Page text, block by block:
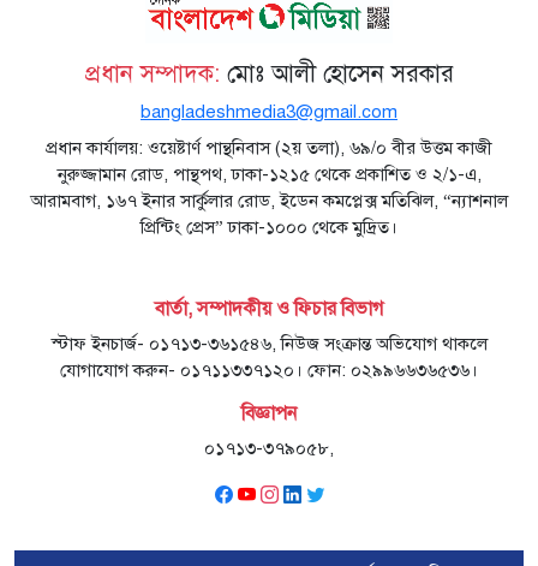
প্রধান সম্পাদক: মোঃ আলী হোসেন সরকার
bangladeshmedia3@gmail.com
প্রধান কার্যালয়: ওয়েষ্টার্ণ পান্থনিবাস (২য় তলা), ৬৯/০ বীর উত্তম কাজী
নুরুজ্জামান রোড, পান্থপথ, ঢাকা-১২১৫ থেকে প্রকাশিত ও ২/১-এ,
আরামবাগ, ১৬৭ ইনার সার্কুলার রোড, ইডেন কমপ্লেক্স মতিঝিল, “ন্যাশনাল
প্রিন্টিং প্রেস” ঢাকা-১০০০ থেকে মুদ্রিত।
বার্তা, সম্পাদকীয় ও ফিচার বিভাগ
স্টাফ ইনচার্জ- ০১৭১৩-৩৬১৫৪৬, নিউজ সংক্রান্ত অভিযোগ থাকলে
যোগাযোগ করুন- ০১৭১১৩৩৭১২০। ফোন: ০২৯৯৬৬৩৬৫৩৬।
বিজ্ঞাপন
০১৭১৩-৩৭৯০৫৮,